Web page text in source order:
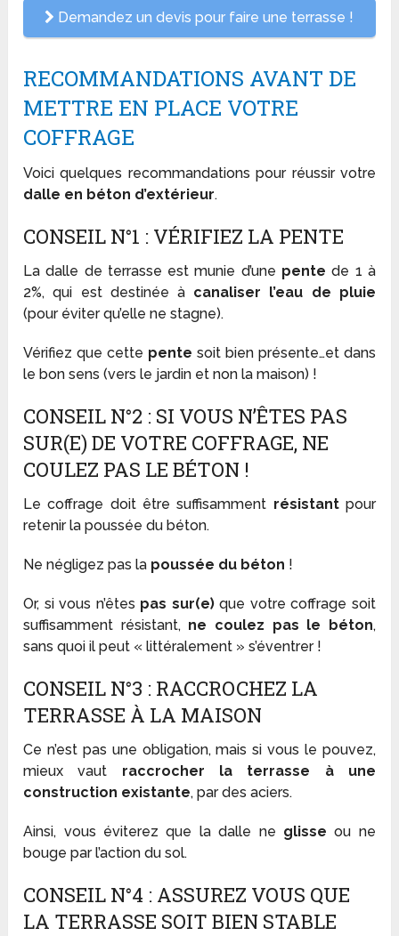
Demandez un devis pour faire une terrasse !
RECOMMANDATIONS AVANT DE
METTRE EN PLACE VOTRE
COFFRAGE
Voici quelques recommandations pour réussir votre
dalle en béton d’extérieur.
CONSEIL N°1 : VÉRIFIEZ LA PENTE
La dalle de terrasse est munie d’une pente de 1 à
2%, qui est destinée à canaliser l’eau de pluie
(pour éviter qu’elle ne stagne).
Vérifiez que cette pente soit bien présente…et dans
le bon sens (vers le jardin et non la maison) !
CONSEIL N°2 : SI VOUS N’ÊTES PAS
SUR(E) DE VOTRE COFFRAGE, NE
COULEZ PAS LE BÉTON !
Le coffrage doit être suffisamment résistantpour
retenir la poussée du béton.
Ne négligez pas la poussée du béton !
Or, si vous n’êtes pas sur(e)que votre coffrage soit
suffisamment résistant,ne coulez pas le béton,
sans quoi il peut « littéralement » s’éventrer !
CONSEIL N°3 : RACCROCHEZ LA
TERRASSE À LA MAISON
Ce n’est pas une obligation, mais si vous le pouvez,
mieux vaut raccrocher la terrasse à une
construction existante, par des aciers.
Ainsi, vous éviterez que la dalle ne glisse ou ne
bouge par l’action du sol.
CONSEIL N°4 : ASSUREZ VOUS QUE
LA TERRASSE SOIT BIEN STABLE